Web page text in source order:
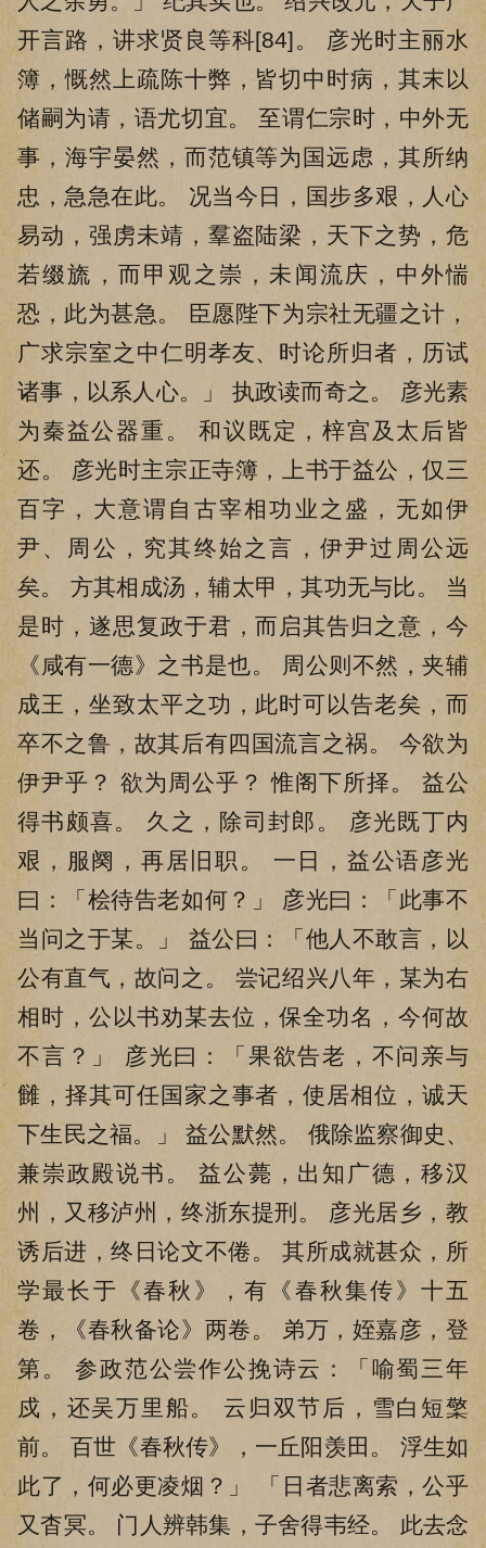
开言路，讲求贤良等科[84]。 彦光时主丽水
簿，慨然上疏陈十弊，皆切中时病，其末以
储嗣为请，语尤切宜。 至谓仁宗时，中外无
事，海宇晏然，而范镇等为国远虑，其所纳
忠，急急在此。 况当今日，国步多艰，人心
易动，强虏未靖，羣盗陆梁，天下之势，危
若缀旒，而甲观之崇，未闻流庆，中外惴
恐，此为甚急。 臣愿陛下为宗社无疆之计，
广求宗室之中仁明孝友、时论所归者，历试
诸事，以系人心。」 执政读而奇之。 彦光素
为秦益公器重。 和议既定，梓宫及太后皆
还。 彦光时主宗正寺簿，上书于益公，仅三
百字，大意谓自古宰相功业之盛，无如伊
尹、周公，究其终始之言，伊尹过周公远
矣。 方其相成汤，辅太甲，其功无与比。 当
是时，遂思复政于君，而启其告归之意，今
《咸有一德》之书是也。 周公则不然，夹辅
成王，坐致太平之功，此时可以告老矣，而
卒不之鲁，故其后有四国流言之祸。 今欲为
伊尹乎？ 欲为周公乎？ 惟阁下所择。 益公
得书颇喜。 久之，除司封郎。 彦光既丁内
艰，服阕，再居旧职。 一日，益公语彦光
曰：「桧待告老如何？」 彦光曰：「此事不
当问之于某。」 益公曰：「他人不敢言，以
公有直气，故问之。 尝记绍兴八年，某为右
相时，公以书劝某去位，保全功名，今何故
不言？」 彦光曰：「果欲告老，不问亲与
雠，择其可任国家之事者，使居相位，诚天
下生民之福。」 益公默然。 俄除监察御史、
兼崇政殿说书。 益公薨，出知广德，移汉
州，又移泸州，终浙东提刑。 彦光居乡，教
诱后进，终日论文不倦。 其所成就甚众，所
学最长于《春秋》，有《春秋集传》十五
卷，《春秋备论》两卷。 弟万，姪嘉彦，登
第。 参政范公尝作公挽诗云：「喻蜀三年
戍，还吴万里船。 云归双节后，雪白短檠
前。 百世《春秋传》，一丘阳羡田。 浮生如
此了，何必更凌烟？」 「日者悲离索，公乎
又杳冥。 门人辨韩集，子舍得韦经。 此去念